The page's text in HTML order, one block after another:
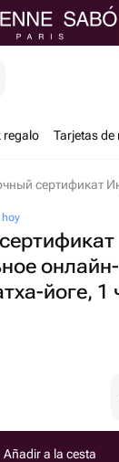
regalo Tarjetas de
онлайн-
йоге, 1
Añadir a la cesta